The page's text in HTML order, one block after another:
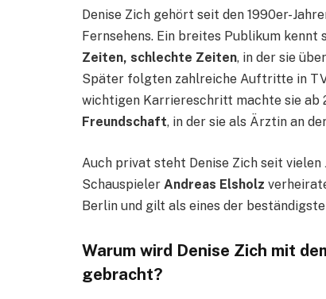
Denise Zich gehört seit den 1990er-
Fernsehens. Ein breites Publikum
Zeiten, schlechte Zeiten, in der sie
Später folgten zahlreiche Auftritte in
wichtigen Karriereschritt machte sie ab
Freundschaft, in der sie als Ärztin an
Auch privat steht Denise Zich seit
Schauspieler Andreas Elsholz
Berlin und gilt als eines der
Warum wird Denise Zich mit
gebracht?